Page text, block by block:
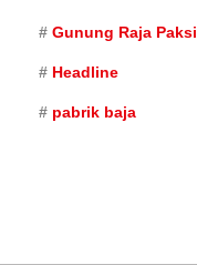
Gunung Raja Paksi
Headline
pabrik baja